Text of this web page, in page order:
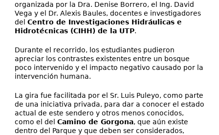
organizada por la Dra. Denise Borrero, el Ing. David
Vega y el Dr. Alexis Baules, docentes e investigadores
del Centro de Investigaciones Hidráulicas e
Hidrotécnicas (CIHH) de la UTP.
Durante el recorrido, los estudiantes pudieron
apreciar los contrastes existentes entre un bosque
poco intervenido y el impacto negativo causado por la
intervención humana.
La gira fue facilitada por el Sr. Luis Puleyo, como parte
de una iniciativa privada, para dar a conocer el estado
actual de este sendero y otros menos conocidos,
como el del Camino de Gorgona, que aún existe
dentro del Parque y que deben ser considerados,